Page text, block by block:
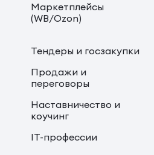
Маркетплейсы
(WB/Ozon)
Тендеры и госзакупки
Продажи и
переговоры
Наставничество и
коучинг
IT-профессии